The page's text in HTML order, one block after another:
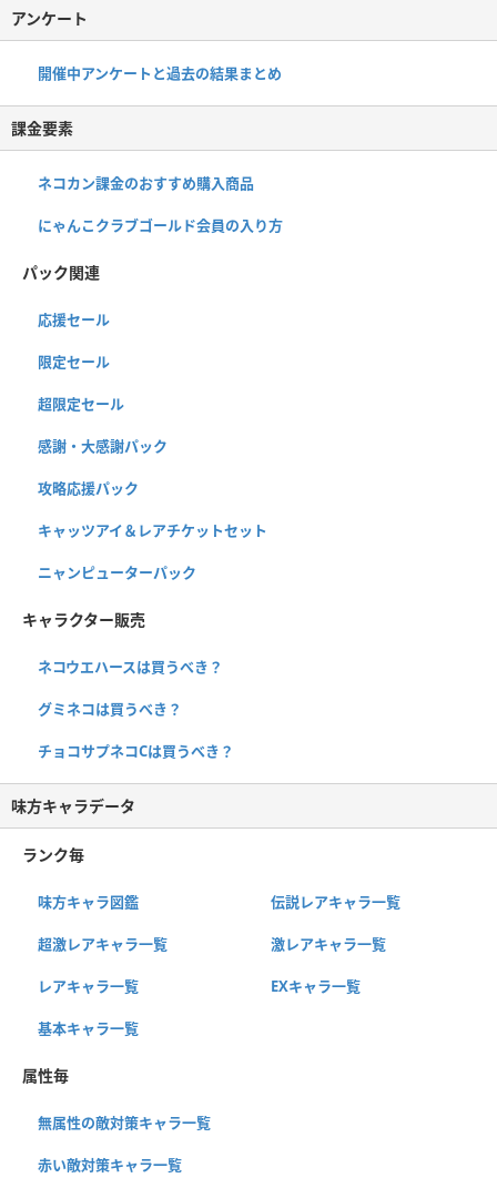
アンケート
開催中アンケートと過去の結果まとめ
課金要素
ネコカン課金のおすすめ購入商品
にゃんこクラブゴールド会員の入り方
パック関連
応援セール
限定セール
超限定セール
感謝・大感謝パック
攻略応援パック
キャッツアイ＆レアチケットセット
ニャンピューターパック
キャラクター販売
ネコウエハースは買うべき？
グミネコは買うべき？
チョコサプネコCは買うべき？
味方キャラデータ
ランク毎
味方キャラ図鑑 伝説レアキャラ一覧
超激レアキャラ一覧 激レアキャラ一覧
レアキャラ一覧 EXキャラ一覧
基本キャラ一覧
属性毎
無属性の敵対策キャラ一覧
赤い敵対策キャラ一覧